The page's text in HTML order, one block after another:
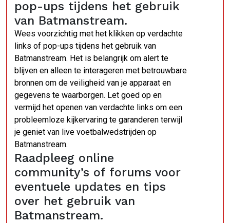
pop-ups tijdens het gebruik
van Batmanstream.
Wees voorzichtig met het klikken op verdachte
links of pop-ups tijdens het gebruik van
Batmanstream. Het is belangrijk om alert te
blijven en alleen te interageren met betrouwbare
bronnen om de veiligheid van je apparaat en
gegevens te waarborgen. Let goed op en
vermijd het openen van verdachte links om een
probleemloze kijkervaring te garanderen terwijl
je geniet van live voetbalwedstrijden op
Batmanstream.
Raadpleeg online
community’s of forums voor
eventuele updates en tips
over het gebruik van
Batmanstream.